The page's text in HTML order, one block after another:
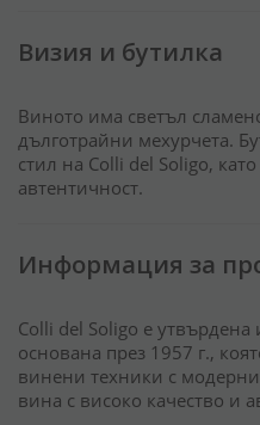
Визия и бутилка
Виното има светъл
дълготрайни мехурчета.
стил на Colli del Soligo,
автентичност.
Информация за
Colli del Soligo е
основана през 1957 г.,
винени техники с
вина с високо качество и